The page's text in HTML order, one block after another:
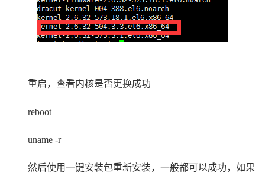
重启，查看内核是否更换成功
reboot
uname -r
然后使用一键安装包重新安装，一般都可以成功，如果